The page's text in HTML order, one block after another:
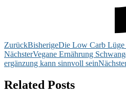
ZurückBisherigeDie Low Carb Lüge
NächsterVegane Ernährung
ergänzung kann sinnvoll sein
Related Posts